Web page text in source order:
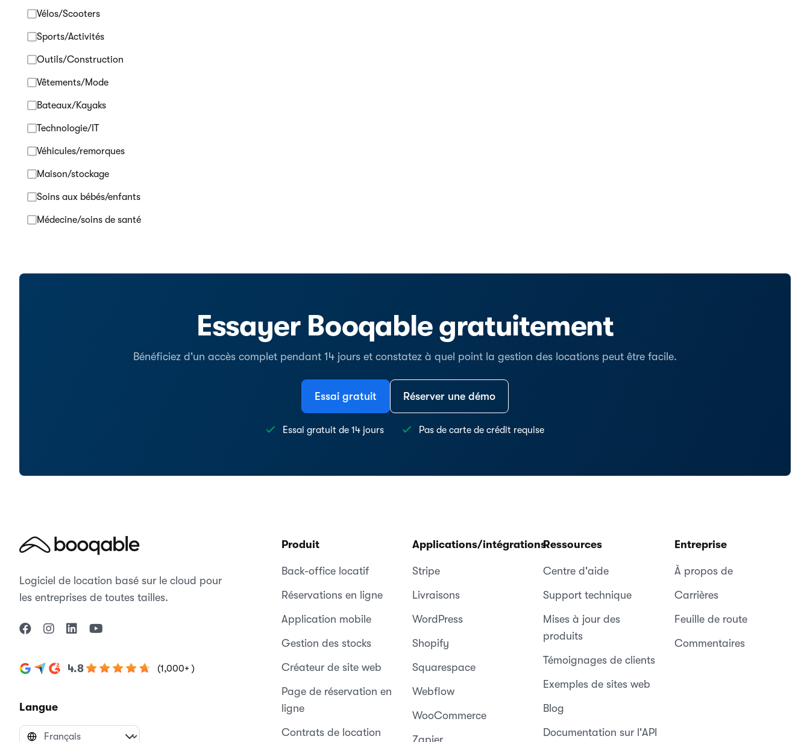
Vélos/Scooters
Sports/Activités
Outils/Construction
Vêtements/Mode
Bateaux/Kayaks
Technologie/IT
Véhicules/remorques
Maison/stockage
Soins aux bébés/enfants
Médecine/soins de santé
Essayer Booqable gratuitement
Bénéficiez d'un accès complet pendant 14 jours et constatez à quel point la gestion des locations peut être facile.
Essai gratuit Réserver une démo
Essai gratuit de 14 jours Pas de carte de crédit requise
Logiciel de location basé sur le cloud pour
les entreprises de toutes tailles.
4.8 (1,000+ )
Langue
Produit
Back-office locatif
Réservations en ligne
Application mobile
Gestion des stocks
Créateur de site web
Page de réservation en
ligne
Contrats de location
Applications/intégrations
Stripe
Livraisons
WordPress
Shopify
Squarespace
Webflow
WooCommerce
Zapier
Ressources
Centre d'aide
Support technique
Mises à jour des
produits
Témoignages de clients
Exemples de sites web
Blog
Documentation sur l'API
Entreprise
À propos de
Carrières
Feuille de route
Commentaires